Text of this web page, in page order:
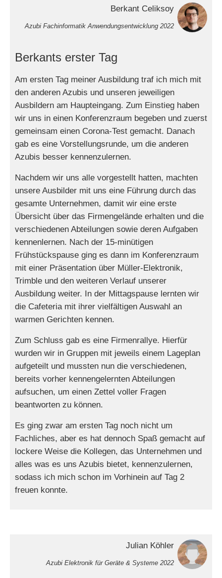
Berkant Celiksoy
Azubi Fachinformatik Anwendungsentwicklung 2022
Berkants erster Tag
Am ersten Tag meiner Ausbildung traf ich mich mit
den anderen Azubis und unseren jeweiligen
Ausbildern am Haupteingang. Zum Einstieg haben
wir uns in einen Konferenzraum begeben und zuerst
gemeinsam einen Corona-Test gemacht. Danach
gab es eine Vorstellungsrunde, um die anderen
Azubis besser kennenzulernen.
Nachdem wir uns alle vorgestellt hatten, machten
unsere Ausbilder mit uns eine Führung durch das
gesamte Unternehmen, damit wir eine erste
Übersicht über das Firmengelände erhalten und die
verschiedenen Abteilungen sowie deren Aufgaben
kennenlernen. Nach der 15-minütigen
Frühstückspause ging es dann im Konferenzraum
mit einer Präsentation über Müller-Elektronik,
Trimble und den weiteren Verlauf unserer
Ausbildung weiter. In der Mittagspause lernten wir
die Cafeteria mit ihrer vielfältigen Auswahl an
warmen Gerichten kennen.
Zum Schluss gab es eine Firmenrallye. Hierfür
wurden wir in Gruppen mit jeweils einem Lageplan
aufgeteilt und mussten nun die verschiedenen,
bereits vorher kennengelernten Abteilungen
aufsuchen, um einen Zettel voller Fragen
beantworten zu können.
Es ging zwar am ersten Tag noch nicht um
Fachliches, aber es hat dennoch Spaß gemacht auf
lockere Weise die Kollegen, das Unternehmen und
alles was es uns Azubis bietet, kennenzulernen,
sodass ich mich schon im Vorhinein auf Tag 2
freuen konnte.
Julian Köhler
Azubi Elektronik für Geräte & Systeme 2022